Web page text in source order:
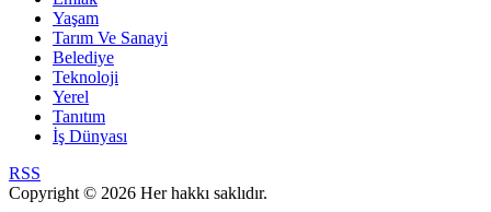
Yaşam
Tarım Ve Sanayi
Belediye
Teknoloji
Yerel
Tanıtım
İş Dünyası
RSS
Copyright © 2026 Her hakkı saklıdır.